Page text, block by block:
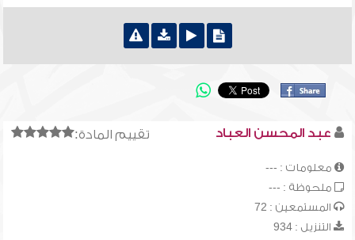
تقييم المادة: عبد المحسن العباد
معلومات : ---
ملحوظة : ---
المستمعين : 72
التنزيل : 934